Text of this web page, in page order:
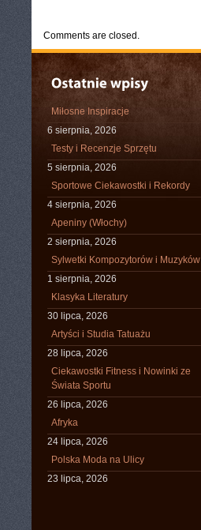
Comments are closed.
Miłosne Inspiracje
6 sierpnia, 2026
Testy i Recenzje Sprzętu
5 sierpnia, 2026
Sportowe Ciekawostki i Rekordy
4 sierpnia, 2026
Apeniny (Włochy)
2 sierpnia, 2026
Sylwetki Kompozytorów i Muzyków
1 sierpnia, 2026
Klasyka Literatury
30 lipca, 2026
Artyści i Studia Tatuażu
28 lipca, 2026
Ciekawostki Fitness i Nowinki ze
Świata Sportu
26 lipca, 2026
Afryka
24 lipca, 2026
Polska Moda na Ulicy
23 lipca, 2026